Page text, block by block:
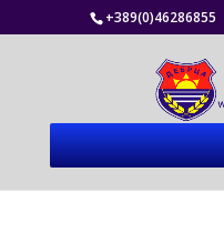
+389(0)46286855